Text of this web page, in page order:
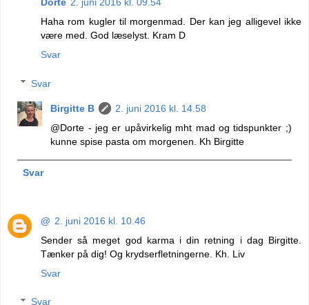
Haha rom kugler til morgenmad. Der kan jeg alligevel ikke
være med. God læselyst. Kram D
Svar
Svar
Birgitte B
2. juni 2016 kl. 14.58
@Dorte - jeg er upåvirkelig mht mad og tidspunkter ;)
kunne spise pasta om morgenen. Kh Birgitte
Svar
@ 2. juni 2016 kl. 10.46
Sender så meget god karma i din retning i dag Birgitte.
Tænker på dig! Og krydserfletningerne. Kh. Liv
Svar
Svar